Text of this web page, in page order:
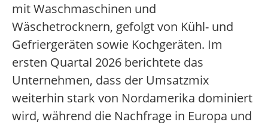
mit Waschmaschinen und
Wäschetrocknern, gefolgt von Kühl- und
Gefriergeräten sowie Kochgeräten. Im
ersten Quartal 2026 berichtete das
Unternehmen, dass der Umsatzmix
weiterhin stark von Nordamerika dominiert
wird, während die Nachfrage in Europa und